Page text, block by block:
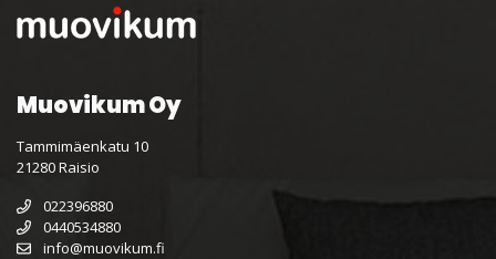
Muovikum Oy
Tammimäenkatu 10
21280 Raisio
022396880
0440534880
info@muovikum.fi